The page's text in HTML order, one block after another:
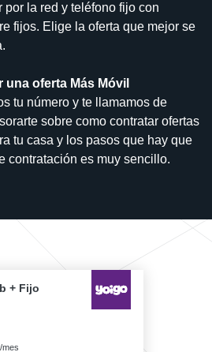
la red y teléfono fijo con
fijos. Elige la oferta que mejor se
una oferta Más Móvil
tu número y te llamamos de
sobre como contratar ofertas
tu casa y los pasos que hay que
contratación es muy sencillo.
+ Fijo
mes